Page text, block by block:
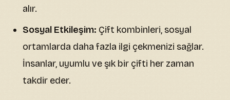
alır.
Sosyal Etkileşim: Çift kombinleri, sosyal
ortamlarda daha fazla ilgi çekmenizi sağlar.
İnsanlar, uyumlu ve şık bir çifti her zaman
takdir eder.